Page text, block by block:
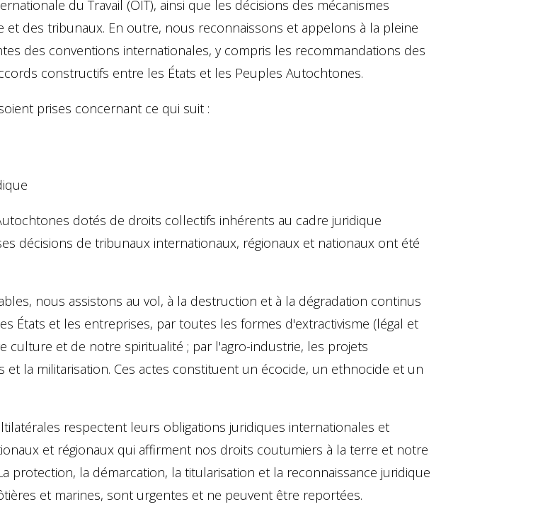
du Travail (OIT), ainsi que les décisions des mécanismes
des tribunaux. En outre, nous reconnaissons et appelons à la pleine
des conventions internationales, y compris les recommandations des
constructifs entre les États et les Peuples Autochtones.
prises concernant ce qui suit :
dotés de droits collectifs inhérents au cadre juridique
décisions de tribunaux internationaux, régionaux et nationaux ont été
nous assistons au vol, à la destruction et à la dégradation continus
États et les entreprises, par toutes les formes d'extractivisme (légal et
culture et de notre spiritualité ; par l'agro-industrie, les projets
la militarisation. Ces actes constituent un écocide, un ethnocide et un
respectent leurs obligations juridiques internationales et
et régionaux qui affirment nos droits coutumiers à la terre et notre
protection, la démarcation, la titularisation et la reconnaissance juridique
et marines, sont urgentes et ne peuvent être reportées.